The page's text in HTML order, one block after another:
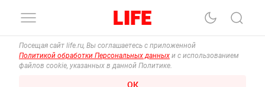
Посещая сайт life.ru, Вы соглашаетесь с приложенной
Политикой обработки Персональных данных и с использованием
файлов cookie, указанных в данной Политике.
ОК